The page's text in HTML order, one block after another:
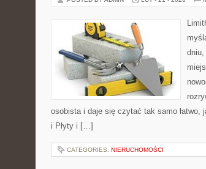
osobista i daje się czytać tak samo łatwo,
i Płyty i […]
CATEGORIES: NIERUCHOMOŚCI